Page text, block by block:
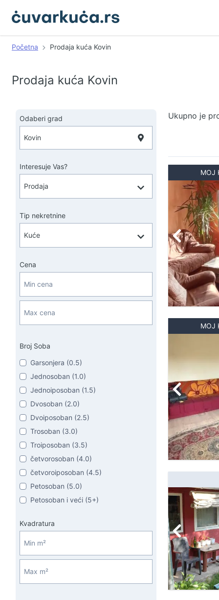
Početna Prodaja kuća Kovin
Prodaja kuća Kovin
Odaberi grad
Interesuje Vas?
Tip nekretnine
Cena
Broj Soba
Garsonjera (0.5)
Jednosoban (1.0)
Jednoiposoban (1.5)
Dvosoban (2.0)
Dvoiposoban (2.5)
Trosoban (3.0)
Troiposoban (3.5)
četvorosoban (4.0)
četvoroiposoban (4.5)
Petosoban (5.0)
Petosoban i veći (5+)
Kvadratura
Ukupno je
MOJ
MOJ